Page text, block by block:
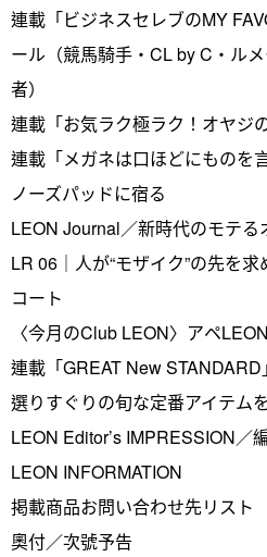
連載「ビジネスセレブのMY
ール（競馬騎手・CL by C・ル
者）
連載「お気ラク極ラク！オヤジ
連載「メガネは口ほどにものを
ノーズパッドに宿る
LEON Journal／新時代のモテる
LR 06｜人が“モザイク”の先を
コート
〈今月のClub LEON〉アペ
連載「GREAT New
選りすぐりの旬な定番アイテム
LEON Editor’s IMPRESSION／
LEON INFORMATION
掲載商品お問い合わせ先リスト
奧付／次號予告